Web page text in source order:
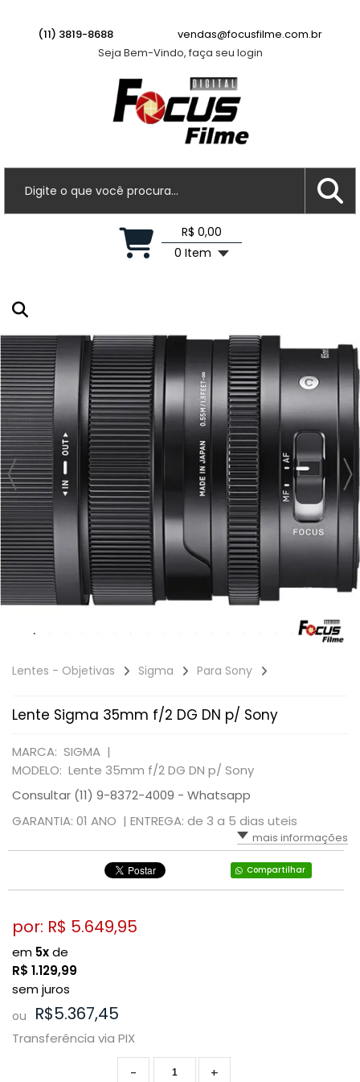
(11) 3819-8688
vendas@focusfilme.com.br
Seja Bem-Vindo, faça seu login
R$ 0,00
0 Item
Lentes - Objetivas Sigma Para Sony
Lente Sigma 35mm f/2 DG DN p/ Sony
MARCA: SIGMA |
MODELO: Lente 35mm f/2 DG DN p/ Sony
Consultar (11) 9-8372-4009 - Whatsapp
GARANTIA: 01 ANO | ENTREGA: de 3 a 5 dias uteis
mais informações
Compartilhar
por: R$ 5.649,95
em 5xde
R$ 1.129,99
sem juros
ou R$5.367,45
Transferência via PIX
+
-
Lente Fujifilm XF 23mm f/2.8 R WR